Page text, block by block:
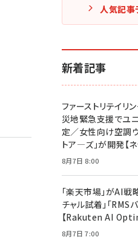
人気記事
新着記事
ファーストリテイ
災地緊急支援でユ
定／女性向け空調
トア―ズ」が開発【
8月7日 8:00
「楽天市場」がAI戦
チャル試着」「RMS
【Rakuten AI
8月7日 7:00